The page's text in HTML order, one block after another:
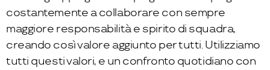
costantemente a collaborare con sempre
maggiore responsabilità e spirito di squadra,
creando così valore aggiunto per tutti. Utilizziamo
tutti questi valori, e un confronto quotidiano con